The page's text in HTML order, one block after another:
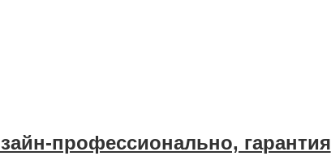
профессионально, гарантия